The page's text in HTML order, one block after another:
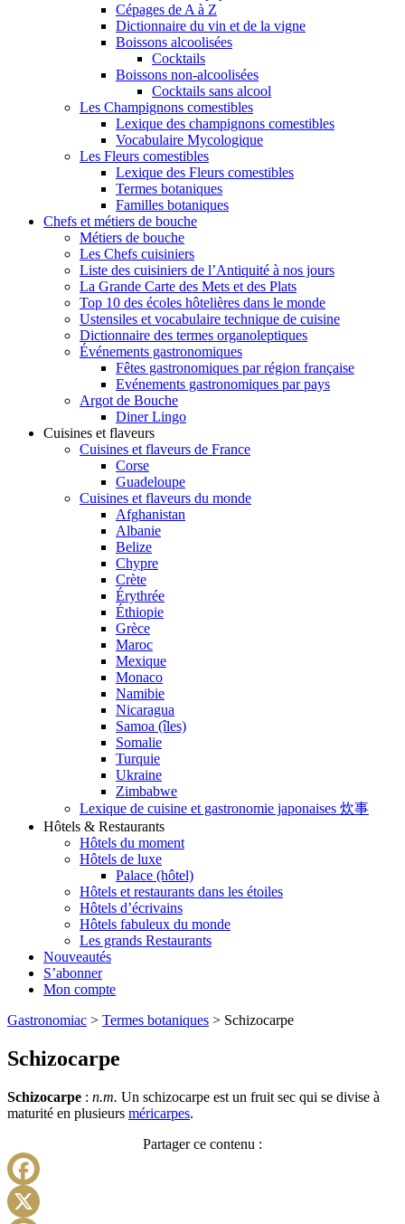
Cépages de A à Z
Dictionnaire du vin et de la vigne
Boissons alcoolisées
Cocktails
Boissons non-alcoolisées
Cocktails sans alcool
Les Champignons comestibles
Lexique des champignons comestibles
Vocabulaire Mycologique
Les Fleurs comestibles
Lexique des Fleurs comestibles
Termes botaniques
Familles botaniques
Chefs et métiers de bouche
Métiers de bouche
Les Chefs cuisiniers
Liste des cuisiniers de l’Antiquité à nos jours
La Grande Carte des Mets et des Plats
Top 10 des écoles hôtelières dans le monde
Ustensiles et vocabulaire technique de cuisine
Dictionnaire des termes organoleptiques
Événements gastronomiques
Fêtes gastronomiques par région française
Evénements gastronomiques par pays
Argot de Bouche
Diner Lingo
Cuisines et flaveurs
Cuisines et flaveurs de France
Corse
Guadeloupe
Cuisines et flaveurs du monde
Afghanistan
Albanie
Belize
Chypre
Crète
Érythrée
Éthiopie
Grèce
Maroc
Mexique
Monaco
Namibie
Nicaragua
Samoa (îles)
Somalie
Turquie
Ukraine
Zimbabwe
Lexique de cuisine et gastronomie japonaises 炊事
Hôtels & Restaurants
Hôtels du moment
Hôtels de luxe
Palace (hôtel)
Hôtels et restaurants dans les étoiles
Hôtels d’écrivains
Hôtels fabuleux du monde
Les grands Restaurants
Nouveautés
S’abonner
Mon compte
Gastronomiac > Termes botaniques > Schizocarpe
Schizocarpe
Schizocarpe : n.m. Un schizocarpe est un fruit sec qui se divise à
maturité en plusieurs méricarpes.
Partager ce contenu :